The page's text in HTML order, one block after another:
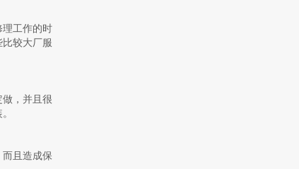
理工作的时
较大厂服
，并且很
而且造成保